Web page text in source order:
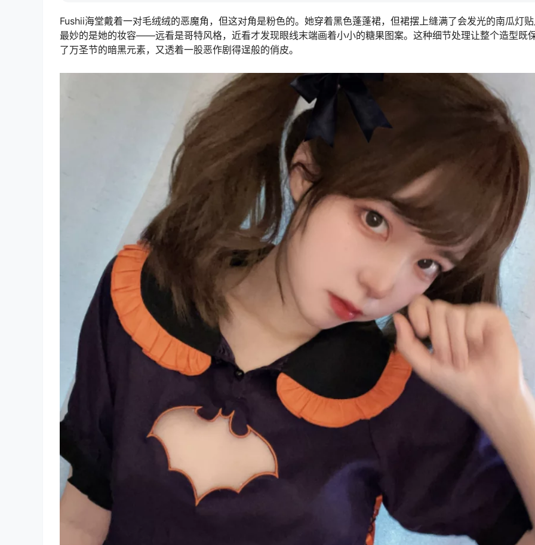
Fushii海堂戴着一对毛绒绒的恶魔角，但这对角是粉色的。她穿着黑色蓬蓬裙，但裙摆上缝满了会发光的南瓜灯
最妙的是她的妆容——远看是哥特风格，近看才发现眼线末端画着小小的糖果图案。这种细节处理让整个造型既
了万圣节的暗黑元素，又透着一股恶作剧得逞般的俏皮。